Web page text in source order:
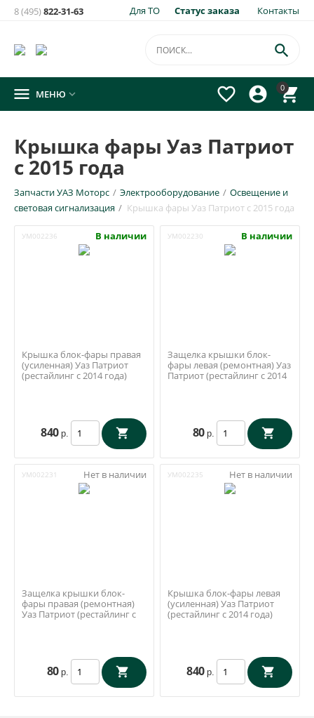
Для ТО Статус заказа Контакты
8 (495)822-31-63
0




 МЕНЮ 
Крышка фары Уаз Патриот
с 2015 года
Запчасти УАЗ Моторс / Электрооборудование / Освещение и
световая сигнализация / Крышка фары Уаз Патриот с 2015 года
УМ002236 В наличии
Крышка блок-фары правая
(усиленная) Уаз Патриот
(рестайлинг с 2014 года)
840 р.
УМ002230 В наличии
Защелка крышки блок-
фары левая (ремонтная) Уаз
Патриот (рестайлинг с 2014
80 р.
УМ002231 Нет в наличии
Защелка крышки блок-
фары правая (ремонтная)
Уаз Патриот (рестайлинг с
80 р.
УМ002235 Нет в наличии
Крышка блок-фары левая
(усиленная) Уаз Патриот
(рестайлинг с 2014 года)
840 р.